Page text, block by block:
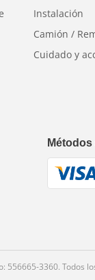
con un gran
proporciona
Instalación
Camión /
Cuidado y
556665-3360. Todos